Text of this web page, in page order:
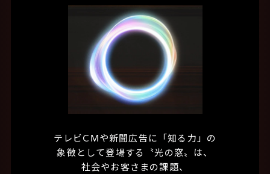
テレビCMや新聞広告に「知る力」の
象徴として登場する〝光の窓〟は、
社会やお客さまの課題、